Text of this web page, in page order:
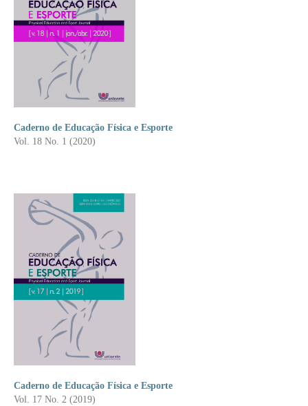
Caderno de Educação Física e Esporte
Vol. 18 No. 1 (2020)
Caderno de Educação Física e Esporte
Vol. 17 No. 2 (2019)